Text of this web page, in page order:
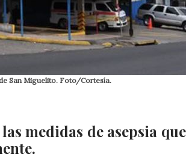
San Miguelito. Foto/Cortesía.
medidas de asepsia